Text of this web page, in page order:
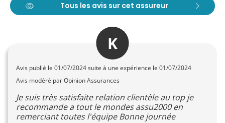
Tous les avis sur cet assureur
K
Avis publié le 01/07/2024suite à une expérience le 01/07/2024
Avis modéré par Opinion Assurances
Je suis très satisfaite relation clientèle au top je
recommande a tout le mondes assu2000 en
remerciant toutes l'équipe Bonne journée